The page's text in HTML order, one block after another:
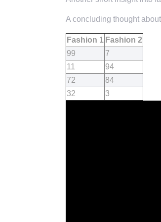
A concluding thought
Fashion 1 Fashion 2
99
7
11
94
72
84
32
3